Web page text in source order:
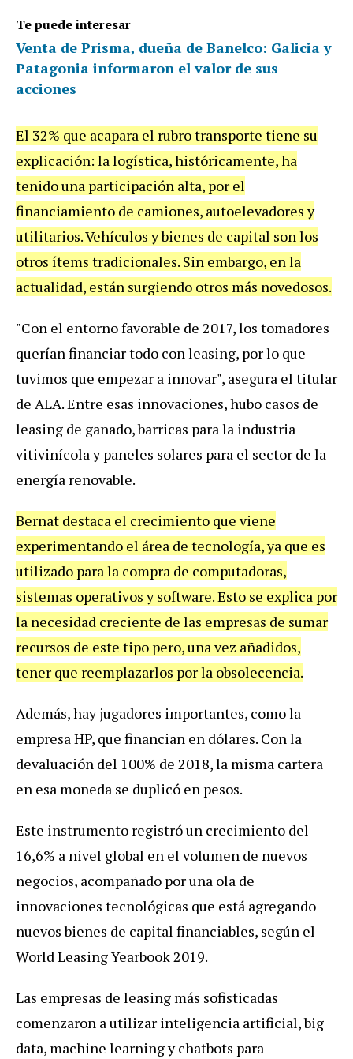
Te puede interesar
Venta de Prisma, dueña de Banelco: Galicia y
Patagonia informaron el valor de sus
acciones
El 32% que acapara el rubrotransporte tiene su
explicación: lalogística,históricamente,ha
tenidouna participación alta, por el
financiamiento de camiones, autoelevadores y
utilitarios.Vehículos ybienes de capital sonlos
otros ítems tradicionales. Sin embargo, enla
actualidad, están surgiendo otros más novedosos.
"Con el entornofavorable de 2017,los tomadores
queríanfinanciartodo conleasing, porlo que
tuvimos que empezar a innovar", asegura el titular
de ALA.Entre esas innovaciones,hubo casos de
leasing de ganado,barricas parala industria
vitivinícolay paneles solares para el sector de la
energía renovable.
Bernat destaca el crecimiento que viene
experimentando el área de tecnología,ya que es
utilizado parala compra de computadoras,
sistemas operativos y software.Esto se explica por
la necesidad creciente de las empresas de sumar
recursos de este tipo pero,unavez añadidos,
tener que reemplazarlos porla obsolecencia.
Además,hay jugadores importantes, comola
empresaHP, que financian en dólares. Conla
devaluación del 100% de 2018,la misma cartera
en esa moneda se duplicó en pesos.
Este instrumento registróun crecimiento del
16,6% a nivel global en el volumen de nuevos
negocios, acompañado poruna ola de
innovaciones tecnológicas que está agregando
nuevos bienes de capital financiables, según el
WorldLeasingYearbook2019.
Las empresas de leasing más sofisticadas
comenzaron autilizar inteligencia artificial,big
data, machine learningy chatbots para